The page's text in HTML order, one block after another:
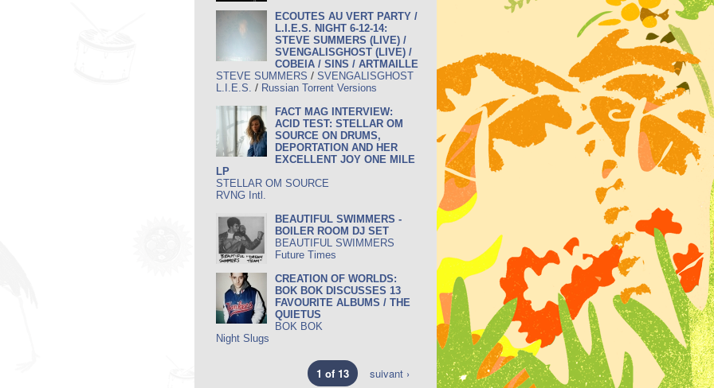
ECOUTES AU VERT PARTY /
L.I.E.S. NIGHT 6-12-14:
STEVE SUMMERS (LIVE) /
SVENGALISGHOST (LIVE) /
COBEIA / SINS / ARTMAILLE
STEVE SUMMERS / SVENGALISGHOST
L.I.E.S. / Russian Torrent Versions
FACT MAG INTERVIEW:
ACID TEST: STELLAR OM
SOURCE ON DRUMS,
DEPORTATION AND HER
EXCELLENT JOY ONE MILE
LP
STELLAR OM SOURCE
RVNG Intl.
BEAUTIFUL SWIMMERS -
BOILER ROOM DJ SET
BEAUTIFUL SWIMMERS
Future Times
CREATION OF WORLDS:
BOK BOK DISCUSSES 13
FAVOURITE ALBUMS / THE
QUIETUS
BOK BOK
Night Slugs
1 of 13 suivant ›